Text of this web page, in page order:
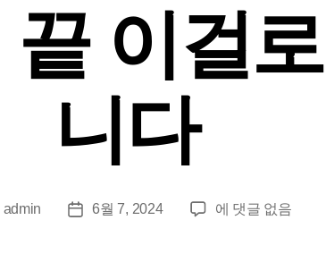
이걸
니다
admin
Post6월 7, 2024
쇼
에 댓글 없음